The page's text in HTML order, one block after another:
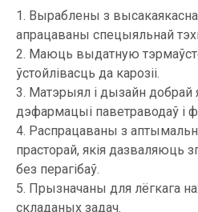
1. Выраблены з
апрацаваны спецыяльнай
2. Маюць выдатную
ўстойлівасць да карозіі.
3. Матэрыял і дызайн добрай
дэфармацыі паветраводаў і
4. Распрацаваны з
прасторай, якія дазваляюць
без перагібаў.
5. Прызначаны для лёгкага
складаных задач.